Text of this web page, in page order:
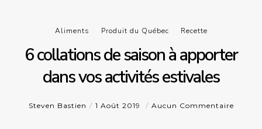
Aliments Produit du Québec Recette
6 collations de saison à apporter
dans vos activités estivales
Steven Bastien 1 Août 2019 Aucun Commentaire